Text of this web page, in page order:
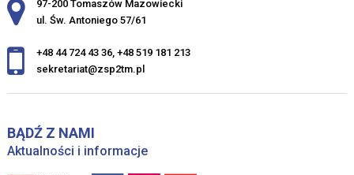
Adres pocztowy:
97-200 Tomaszów Mazowiecki
ul. Św. Antoniego 57/61
+48 44 724 43 36, +48 519 181 213
sekretariat@zsp2tm.pl
BĄDŹ Z NAMI
Aktualności i informacje